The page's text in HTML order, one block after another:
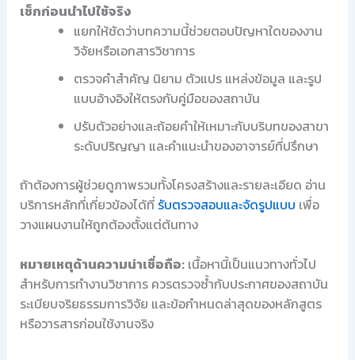
เช็กก่อนนำไปใช้จริง
แยกให้ชัดว่าบทความนี้ช่วยตอบปัญหาใดของงาน
วิจัยหรือเอกสารวิชาการ
ตรวจคำสำคัญ นิยาม ตัวแปร แหล่งข้อมูล และรูป
แบบอ้างอิงให้ตรงกับคู่มือของสถาบัน
ปรับตัวอย่างและถ้อยคำให้เหมาะกับบริบทของสาขา
ระดับปริญญา และคำแนะนำของอาจารย์ที่ปรึกษา
ถ้าต้องการผู้ช่วยดูภาพรวมทั้งโครงสร้างและรายละเอียด อ่าน
บริการหลักที่เกี่ยวข้องได้ที่ รับตรวจสอบและจัดรูปแบบ เพื่อ
วางแผนงานให้ถูกต้องตั้งแต่ต้นทาง
หมายเหตุด้านความน่าเชื่อถือ: เนื้อหานี้เป็นแนวทางทั่วไป
สำหรับการทำงานวิชาการ ควรตรวจซ้ำกับประกาศของสถาบัน
ระเบียบจริยธรรมการวิจัย และข้อกำหนดล่าสุดของหลักสูตร
หรือวารสารก่อนใช้งานจริง